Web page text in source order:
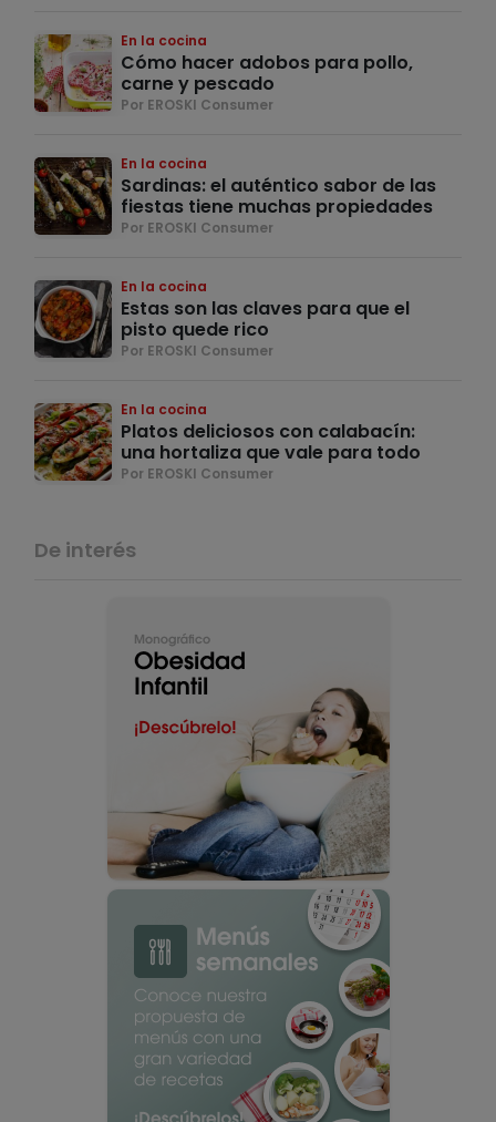
En la cocina
Cómo hacer adobos para pollo,
carne y pescado
Por EROSKI Consumer
En la cocina
Sardinas: el auténtico sabor de las
fiestas tiene muchas propiedades
Por EROSKI Consumer
En la cocina
Estas son las claves para que el
pisto quede rico
Por EROSKI Consumer
En la cocina
Platos deliciosos con calabacín:
una hortaliza que vale para todo
Por EROSKI Consumer
De interés